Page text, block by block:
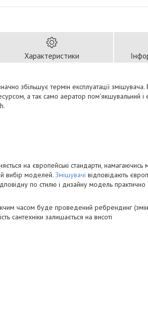
Характеристики
збільшує термін експлуатації
а так само аератор пом'якшувальний і
на європейські стандарти, намагаючись
вибір моделей. Змішувачі відповідають
по стилю і дизайну модель
часом буде проведений ребрендинг
сантехніки залишається на висоті